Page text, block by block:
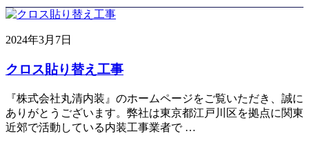
2024年3月7日
クロス貼り替え工事
『株式会社丸清内装』のホームページをご覧いただき、誠に
ありがとうございます。弊社は東京都江戸川区を拠点に関東
近郊で活動している内装工事業者で …